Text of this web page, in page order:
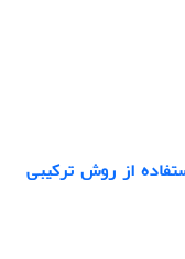
از روش ترکیبی